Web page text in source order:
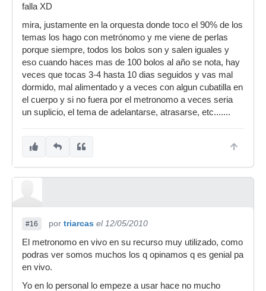
falla XD
mira, justamente en la orquesta donde toco el 90% de los
temas los hago con metrónomo y me viene de perlas
porque siempre, todos los bolos son y salen iguales y
eso cuando haces mas de 100 bolos al año se nota, hay
veces que tocas 3-4 hasta 10 dias seguidos y vas mal
dormido, mal alimentado y a veces con algun cubatilla en
el cuerpo y si no fuera por el metronomo a veces seria
un suplicio, el tema de adelantarse, atrasarse, etc.......
#16 por triarcas el 12/05/2010
El metronomo en vivo en su recurso muy utilizado, como
podras ver somos muchos los q opinamos q es genial pa
en vivo.
Yo en lo personal lo empeze a usar hace no mucho